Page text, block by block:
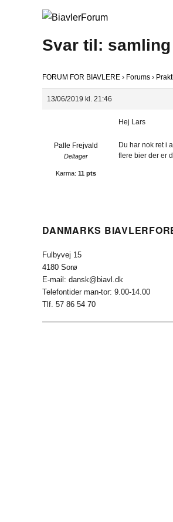
Svar til:
FORUM FOR BIAVLERE › Forums ›
13/06/2019 kl. 21:46
Palle Frejvald
Deltager
Karma: 11 pts
Hej Lars
Du har nok ret i
flere bier der er
DANMARKS
Fulbyvej 15
4180 Sorø
E-mail: dansk@biavl.dk
Telefontider man-tor: 9.00-14.00
Tlf. 57 86 54 70